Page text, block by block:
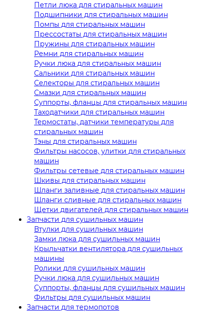
Петли люка для стиральных машин
Подшипники для стиральных машин
Помпы для стиральных машин
Прессостаты для стиральных машин
Пружины для стиральных машин
Ремни для стиральных машин
Ручки люка для стиральных машин
Сальники для стиральных машин
Селекторы для стиральных машин
Смазки для стиральных машин
Суппорты, фланцы для стиральных машин
Таходатчики для стиральных машин
Термостаты, датчики температуры для
стиральных машин
Тэны для стиральных машин
Фильтры насосов, улитки для стиральных
машин
Фильтры сетевые для стиральных машин
Шкивы для стиральных машин
Шланги заливные для стиральных машин
Шланги сливные для стиральных машин
Щетки двигателей для стиральных машин
Запчасти для сушильных машин
Втулки для сушильных машин
Замки люка для сушильных машин
Крыльчатки вентилятора для сушильных
машины
Ролики для сушильных машин
Ручки люка для сушильных машин
Суппорты, фланцы для сушильных машин
Фильтры для сушильных машин
Запчасти для термопотов